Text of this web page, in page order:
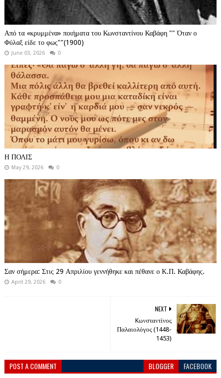
Από τα «κρυμμένα» ποιήματα του Κωνσταντίνου Καβάφη "" Όταν ο
Φύλαξ είδε το φως""(1900)
June 03, 2026 0
Η ΠΟΛΙΣ
May 29, 2026 0
Σαν σήμερα: Στις 29 Απριλίου γεννήθηκε και πέθανε ο Κ.Π. Καβάφης.
April 29, 2026 0
NEXT
Kωνσταντίνος
Παλαιολόγος (1448-
1453)
POST A COMMENT BLOGGER FACEBOOK